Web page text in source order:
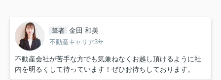
筆者 金田 和美
不動産キャリア3年
不動産会社が苦手な方でも気兼ねなくお越し頂けるように社
内を明るくして待っています！ぜひお待ちしております。